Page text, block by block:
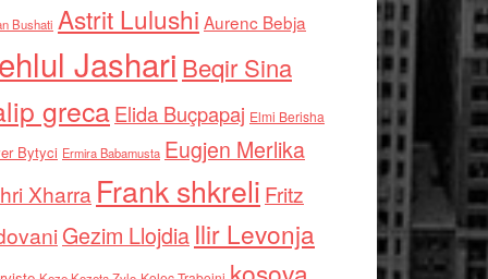
Bushati Astrit Lulushi Aurenc Bebja
Jashari Beqir Sina
grecaElida Buçpapaj Elmi Berisha
Bytyci Ermira Babamusta Eugjen Merlika
Xharra Frank shkreli Fritz
Gezim Llojdia Ilir Levonja